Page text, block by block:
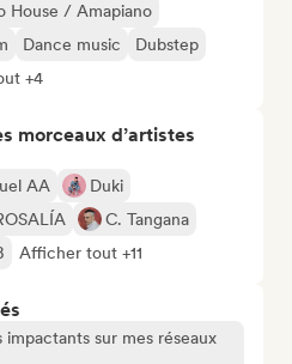
House / Amapiano
Dance music
Dubstep
+4
morceaux d’artistes
AA
Duki
C. Tangana
Afficher tout +11
impactants sur mes réseaux